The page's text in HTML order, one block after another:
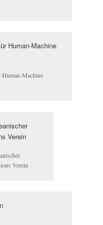
Human-Machine
Verein